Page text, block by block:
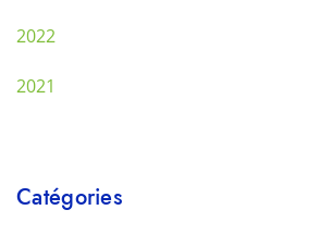
2022
2021
Catégories